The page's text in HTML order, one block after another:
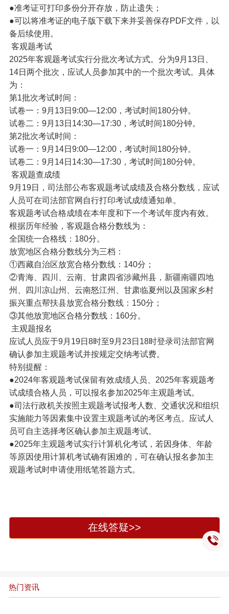
●准考证可打印多份分开存放，防止遗失；
●可以将准考证的电子版下载下来并妥善保存PDF文件，以
备后续使用。
客观题考试
2025年客观题考试实行分批次考试方式。分为9月13日、
14日两个批次，应试人员参加其中的一个批次考试。具体
为：
第1批次考试时间：
试卷一：9月13日9:00—12:00，考试时间180分钟。
试卷二：9月13日14:30—17:30，考试时间180分钟。
第2批次考试时间：
试卷一：9月14日9:00—12:00，考试时间180分钟。
试卷二：9月14日14:30—17:30，考试时间180分钟。
客观题查成绩
9月19日，司法部公布客观题考试成绩及合格分数线，应试
人员可在司法部官网自行打印考试成绩通知单。
客观题考试合格成绩在本年度和下一个考试年度内有效。
根据历年经验，客观题合格分数线为：
全国统一合格线：180分。
放宽地区合格分数线分为三档：
①西藏自治区放宽合格分数线：140分；
②青海、四川、云南、甘肃四省涉藏州县，新疆南疆四地
州、四川凉山州、云南怒江州、甘肃临夏州以及国家乡村
振兴重点帮扶县放宽合格分数线：150分；
③其他放宽地区合格分数线：160分。
主观题报名
应试人员应于9月19日8时至9月23日18时登录司法部官网
确认参加主观题考试并按规定交纳考试费。
特别提醒：
●2024年客观题考试保留有效成绩人员、2025年客观题考
试成绩合格人员，可以报名参加2025年主观题考试。
●司法行政机关按照主观题考试报考人数、交通状况和组织
实施能力等因素集中设置主观题考试的考区考点。应试人
员可自主选择考区确认参加主观题考试。
●2025年主观题考试实行计算机化考试，若因身体、年龄
等原因使用计算机考试确有困难的，可在确认报名参加主
观题考试时申请使用纸笔答题方式。
在线答疑>>
热门资讯